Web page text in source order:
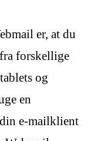
er, at du
forskellige
og
en
e-mailklient